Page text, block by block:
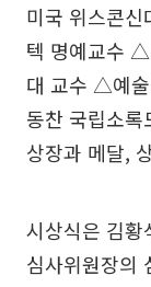
미국 위스콘
텍 명예교수 △
대 교수 △예
동찬 국립소
상장과 메달,
시상식은 김황
심사위원장의